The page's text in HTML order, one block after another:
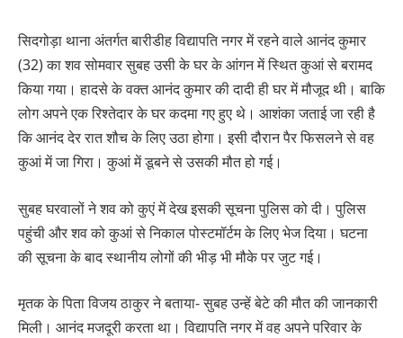
सिदगोड़ा थाना अंतर्गत बारीडीह विद्यापति नगर में रहने वाले आनंद कुमार
(32) का शव सोमवार सुबह उसी के घर के आंगन में स्थित कुआं से बरामद
किया गया। हादसे के वक्त आनंद कुमार की दादी ही घर में मौजूद थी। बाकि
लोग अपने एक रिश्तेदार के घर कदमा गए हुए थे। आशंका जताई जा रही है
कि आनंद देर रात शौच के लिए उठा होगा। इसी दौरान पैर फिसलने से वह
कुआं में जा गिरा। कुआं में डूबने से उसकी मौत हो गई।
सुबह घरवालों ने शव को कुएं में देख इसकी सूचना पुलिस को दी। पुलिस
पहुंची और शव को कुआं से निकाल पोस्टमॉर्टम के लिए भेज दिया। घटना
की सूचना के बाद स्थानीय लोगों की भीड़ भी मौके पर जुट गई।
मृतक के पिता विजय ठाकुर ने बताया- सुबह उन्हें बेटे की मौत की जानकारी
मिली। आनंद मजदूरी करता था। विद्यापति नगर में वह अपने परिवार के